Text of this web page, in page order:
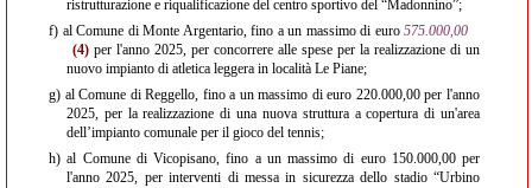
ristrutturazione e riqualificazione del centro sportivo del “Madonnino”;
f) al Comune di Monte Argentario, fino a un massimo di euro 575.000,00
(4) per l'anno 2025, per concorrere alle spese per la realizzazione di un
nuovo impianto di atletica leggera in località Le Piane;
g) al Comune di Reggello, fino a un massimo di euro 220.000,00 per l'anno
2025, per la realizzazione di una nuova struttura a copertura di un'area
dell’impianto comunale per il gioco del tennis;
h) al Comune di Vicopisano, fino a un massimo di euro 150.000,00 per
l'anno 2025, per interventi di messa in sicurezza dello stadio “Urbino